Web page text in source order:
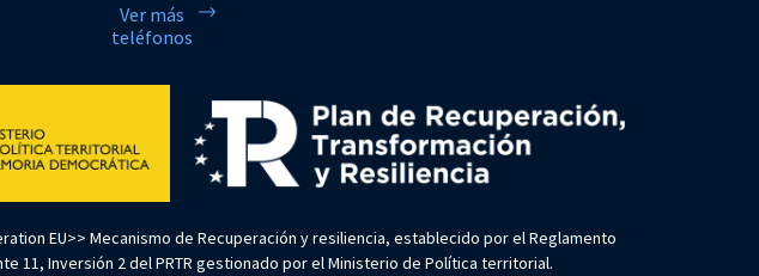
Ver más
teléfonos
EU>> Mecanismo de Recuperación y resiliencia, establecido por el Reglamento
11, Inversión 2 del PRTR gestionado por el Ministerio de Política territorial.